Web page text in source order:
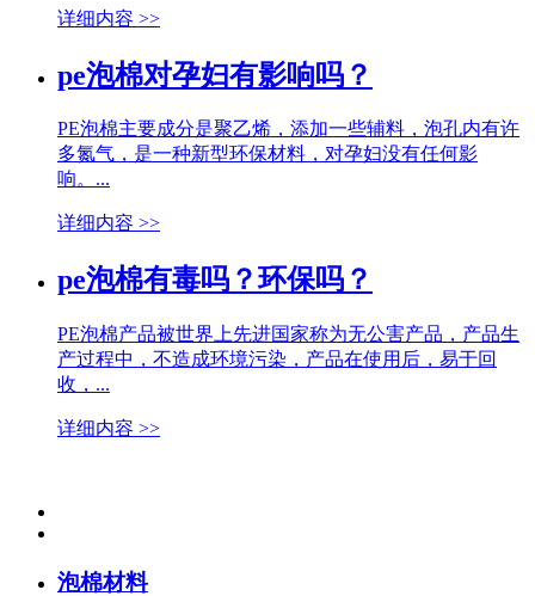
详细内容 >>
pe泡棉对孕妇有影响吗？
PE泡棉主要成分是聚乙烯，添加一些辅料，泡孔内有许
多氮气，是一种新型环保材料，对孕妇没有任何影
响。...
详细内容 >>
pe泡棉有毒吗？环保吗？
PE泡棉产品被世界上先进国家称为无公害产品，产品生
产过程中，不造成环境污染，产品在使用后，易于回
收，...
详细内容 >>
泡棉材料